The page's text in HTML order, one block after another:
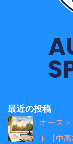
最近の投稿
オース
ト【中